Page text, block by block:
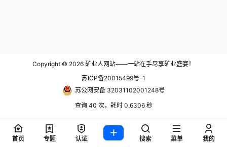
Copyright © 2026 矿业人网站——一站在手尽享矿业盛宴！
苏ICP备20015499号-1
苏公网安备 32031102001248号
查询 40 次，耗时 0.6306 秒
首页 专题 认证 搜索 菜单 我的